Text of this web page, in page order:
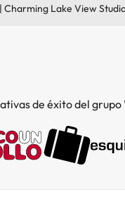
Charming Lake View
de éxito del grupo